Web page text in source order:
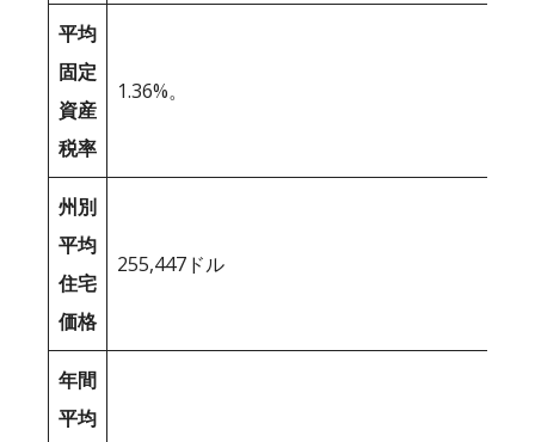
平均
固定
資産
税率
1.36%。
州別
平均
住宅
価格
255,447ドル
年間
平均